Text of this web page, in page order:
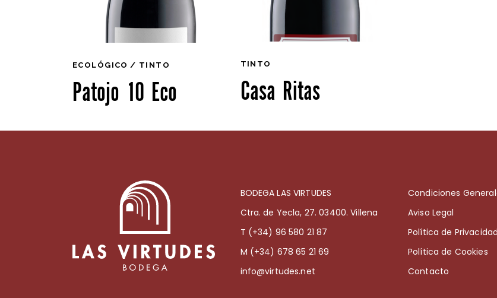
ECOLÓGICO TINTO
Patojo 10 Eco
TINTO
Casa Ritas
BODEGA LAS VIRTUDES
Ctra. de Yecla, 27. 03400. Villena
T (+34) 96 580 21 87
M (+34) 678 65 21 69
info@virtudes.net
Condiciones
Aviso Legal
Política de Privacidad
Política de Cookies
Contacto